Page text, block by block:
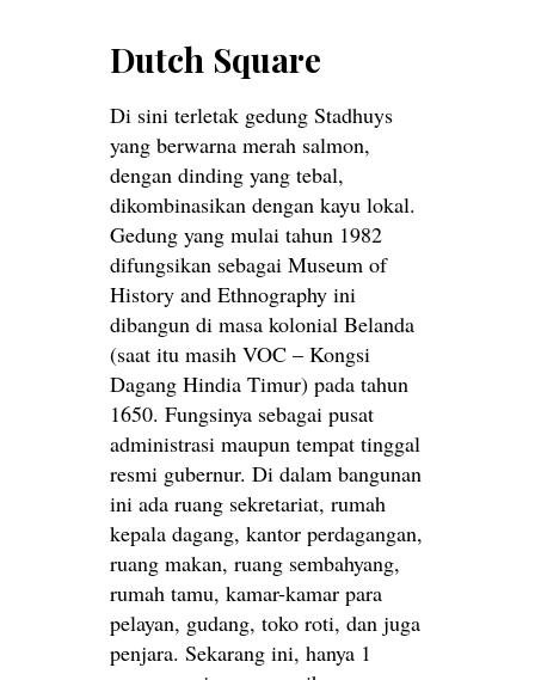
Dutch Square
Di sini terletak gedung Stadhuys
yang berwarna merah salmon,
dengan dinding yang tebal,
dikombinasikan dengan kayu lokal.
Gedung yang mulai tahun 1982
difungsikan sebagai Museum of
History and Ethnography ini
dibangun di masa kolonial Belanda
(saat itu masih VOC – Kongsi
Dagang Hindia Timur) pada tahun
1650. Fungsinya sebagai pusat
administrasi maupun tempat tinggal
resmi gubernur. Di dalam bangunan
ini ada ruang sekretariat, rumah
kepala dagang, kantor perdagangan,
ruang makan, ruang sembahyang,
rumah tamu, kamar-kamar para
pelayan, gudang, toko roti, dan juga
penjara. Sekarang ini, hanya 1